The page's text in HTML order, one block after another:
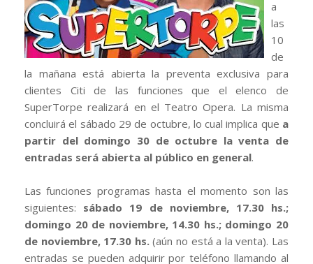
a
las
10
de
la mañana está abierta la preventa exclusiva para
clientes Citi de las funciones que el elenco de
SuperTorpe realizará en el Teatro Opera. La misma
concluirá el sábado 29 de octubre, lo cual implica que a
partir del domingo 30 de octubre la venta de
entradas será abierta al público en general.
Las funciones programas hasta el momento son las
siguientes: sábado 19 de noviembre, 17.30 hs.;
domingo 20 de noviembre, 14.30 hs.; domingo 20
de noviembre, 17.30 hs.(aún no está a la venta). Las
entradas se pueden adquirir por teléfono llamando al